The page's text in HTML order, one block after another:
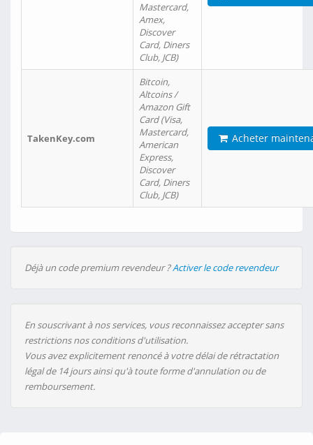
Mastercard,
Amex,
Discover
Card, Diners
Club, JCB)
TakenKey.com
Bitcoin,
Altcoins /
Amazon Gift
Card (Visa,
Mastercard,
American
Express,
Discover
Card, Diners
Club, JCB)
Acheter
Déjà un code premium revendeur ?Activer le code revendeur
En souscrivant à nos services, vous reconnaissez accepter sans
restrictions nos conditions d'utilisation.
Vous avez explicitement renoncé à votre délai de rétractation
légal de 14 jours ainsi qu'à toute forme d'annulation ou de
remboursement.